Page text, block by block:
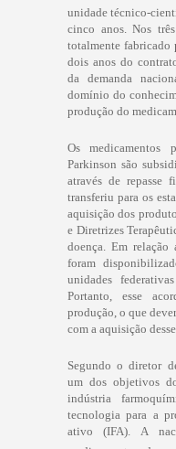
unidade técnico-
cinco anos. Nos
totalmente fabricado
dois anos do
da demanda
domínio do
produção do
Os medicamentos
Parkinson são
através de repasse
transferiu para os
aquisição dos
e Diretrizes
doença. Em relação
foram
unidades
Portanto, esse
produção, o que
com a aquisição
Segundo o diretor
um dos objetivos
indústria
tecnologia para a
ativo (IFA). A